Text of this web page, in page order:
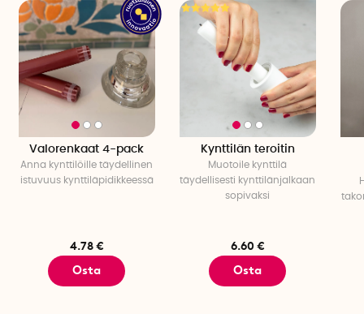
Valorenkaat 4-pack
Anna kynttilöille täydellinen
istuvuus kynttiläpidikkeessä
4.78 €
Osta
Kynttilän teroitin
Muotoile kynttilä
täydellisesti kynttilänjalkaan
sopivaksi
6.60 €
Osta